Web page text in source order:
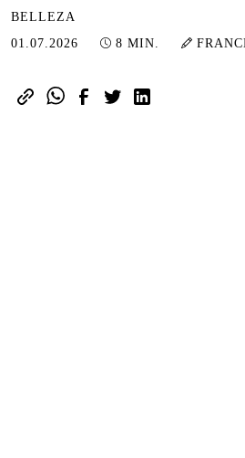
BELLEZA
01.07.2026 30.06.2026
8 MIN.